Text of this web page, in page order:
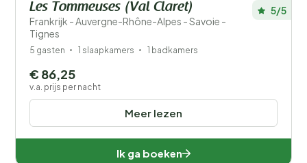
Les Tommeuses (Val Claret)
Frankrijk - Auvergne-Rhône-Alpes - Savoie -
Tignes
5/5
5 gasten 1 slaapkamers 1 badkamers
Meer lezen
€ 86,25
v.a. prijs per nacht
Ik ga boeken